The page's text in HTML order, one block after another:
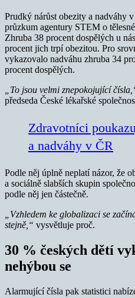
Prudký nárůst obezity a nadváhy
průzkum agentury STEM o
Zhruba 38 procent dospělých u
procent jich trpí obezitou. Pro
vykazovalo nadváhu zhruba 34
procent dospělých.
„To jsou velmi znepokojující
předseda České lékařské
Zdravotníci
a nadváhy v ČR
Podle něj úplně neplatí názor, že
a sociálně slabších skupin
podle něj jen částečně.
„Vzhledem ke globalizaci se
stejně,“ vysvětluje proč.
30 % českých dětí
nehýbou se
Alarmující čísla pak statistici